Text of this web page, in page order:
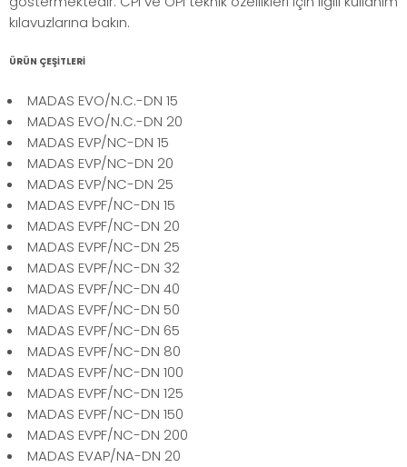
kılavuzlarına bakın.
ÜRÜN ÇEŞİTLERİ
MADAS EVO/N.C.-DN 15
MADAS EVO/N.C.-DN 20
MADAS EVP/NC-DN 15
MADAS EVP/NC-DN 20
MADAS EVP/NC-DN 25
MADAS EVPF/NC-DN 15
MADAS EVPF/NC-DN 20
MADAS EVPF/NC-DN 25
MADAS EVPF/NC-DN 32
MADAS EVPF/NC-DN 40
MADAS EVPF/NC-DN 50
MADAS EVPF/NC-DN 65
MADAS EVPF/NC-DN 80
MADAS EVPF/NC-DN 100
MADAS EVPF/NC-DN 125
MADAS EVPF/NC-DN 150
MADAS EVPF/NC-DN 200
MADAS EVAP/NA-DN 20